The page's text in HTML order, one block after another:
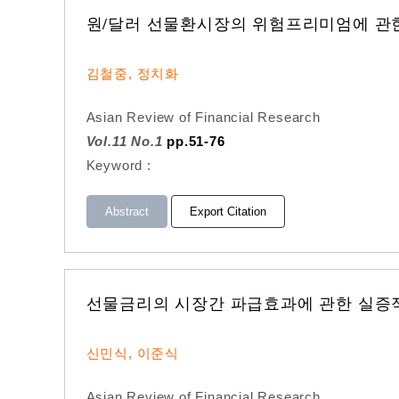
원/달러 선물환시장의 위험프리미엄에 관
김철중, 정치화
Asian Review of Financial Research
Vol.11 No.1 pp.51-76
Keyword :
Abstract Export Citation
선물금리의 시장간 파급효과에 관한 실증
신민식, 이준식